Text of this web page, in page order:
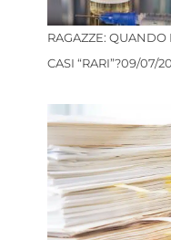
RAGAZZE: QUANDO
CASI “RARI”?09/07/